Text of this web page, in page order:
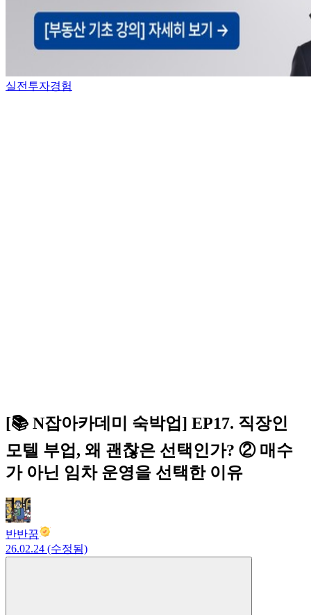
실전투자경험
[📚 N잡아카데미 숙박업] EP17. 직장인
모텔 부업, 왜 괜찮은 선택인가? ② 매수
가 아닌 임차 운영을 선택한 이유
반반꿈
26.02.24 (수정됨)